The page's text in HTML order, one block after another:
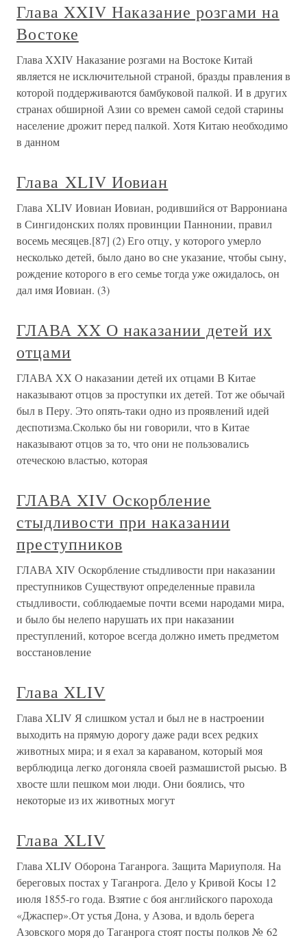
Глава XXIV Наказание розгами на
Востоке
Глава XXIV Наказание розгами на Востоке Китай
является не исключительной страной, бразды правления в
которой поддерживаются бамбуковой палкой. И в других
странах обширной Азии со времен самой седой старины
население дрожит перед палкой. Хотя Китаю необходимо
в данном
Глава XLIV Иовиан
Глава XLIV Иовиан Иовиан, родившийся от Варрониана
в Сингидонских полях провинции Паннонии, правил
восемь месяцев.[87] (2) Его отцу, у которого умерло
несколько детей, было дано во сне указание, чтобы сыну,
рождение которого в его семье тогда уже ожидалось, он
дал имя Иовиан. (3)
ГЛАВА XX О наказании детей их
отцами
ГЛАВА XX О наказании детей их отцами В Китае
наказывают отцов за проступки их детей. Тот же обычай
был в Перу. Это опять-таки одно из проявлений идей
деспотизма.Сколько бы ни говорили, что в Китае
наказывают отцов за то, что они не пользовались
отеческою властью, которая
ГЛАВА XIV Оскорбление
стыдливости при наказании
преступников
ГЛАВА XIV Оскорбление стыдливости при наказании
преступников Существуют определенные правила
стыдливости, соблюдаемые почти всеми народами мира,
и было бы нелепо нарушать их при наказании
преступлений, которое всегда должно иметь предметом
восстановление
Глава XLIV
Глава XLIV Я слишком устал и был не в настроении
выходить на прямую дорогу даже ради всех редких
животных мира; и я ехал за караваном, который моя
верблюдица легко догоняла своей размашистой рысью. В
хвосте шли пешком мои люди. Они боялись, что
некоторые из их животных могут
Глава XLIV
Глава XLIV Оборона Таганрога. Защита Мариуполя. На
береговых постах у Таганрога. Дело у Кривой Косы 12
июля 1855-го года. Взятие с боя английского парохода
«Джаспер».От устья Дона, у Азова, и вдоль берега
Азовского моря до Таганрога стоят посты полков № 62